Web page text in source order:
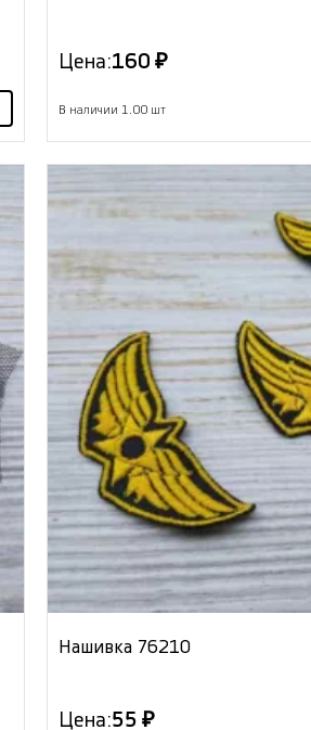
Цена:160 ₽
В наличии 1.00 шт
Нашивка 76210
Цена:55 ₽